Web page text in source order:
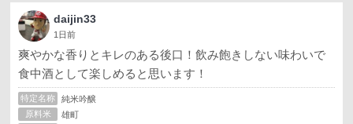
daijin33
1日前
爽やかな香りとキレのある後口！飲み飽きしない味わいで
食中酒として楽しめると思います！
特定名称
純米吟醸
原料米
雄町